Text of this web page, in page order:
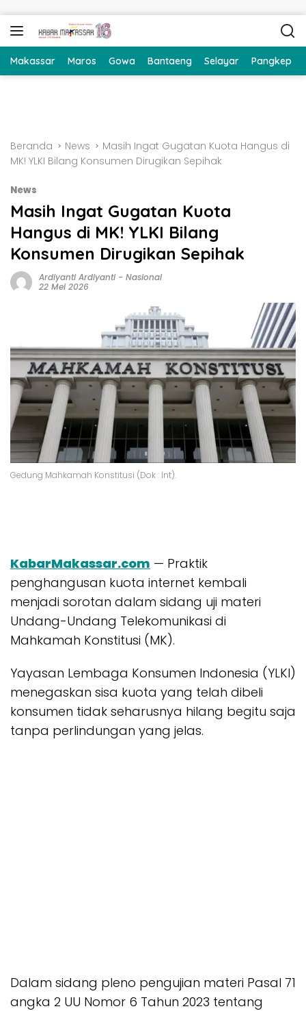
Makassar Maros Gowa Bantaeng Selayar Pangkep
Beranda News
Masih Ingat Gugatan Kuota Hangus di
MK! YLKI Bilang Konsumen Dirugikan Sepihak
News
Masih Ingat Gugatan Kuota
Hangus di MK! YLKI Bilang
Konsumen Dirugikan Sepihak
Ardiyanti Ardiyanti- Nasional
22 Mei 2026
Gedung Mahkamah Konstitusi (Dok : Int).
KabarMakassar.com — Praktik
penghangusan kuota internet kembali
menjadi sorotan dalam sidang uji materi
Undang-Undang Telekomunikasi di
Mahkamah Konstitusi (MK).
Yayasan Lembaga Konsumen Indonesia (YLKI)
menegaskan sisa kuota yang telah dibeli
konsumen tidak seharusnya hilang begitu saja
tanpa perlindungan yang jelas.
Dalam sidang pleno pengujian materi Pasal 71
angka 2 UU Nomor 6 Tahun 2023 tentang